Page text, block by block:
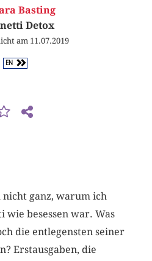
Basting
Detox
am 11.07.2019
EN
nicht ganz, warum ich
besessen war. Was
die entlegensten seiner
Erstausgaben, die